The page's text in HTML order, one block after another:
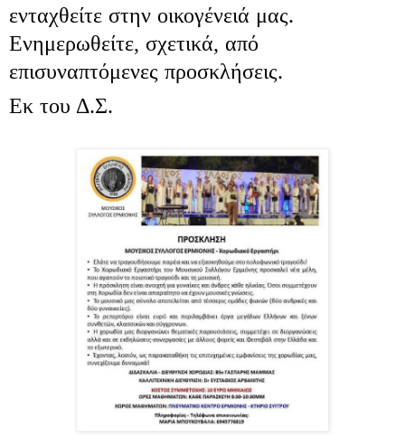
ενταχθείτε στην οικογένειά μας.
Ενημερωθείτε, σχετικά, από
επισυναπτόμενες προσκλήσεις.
Εκ του Δ.Σ.